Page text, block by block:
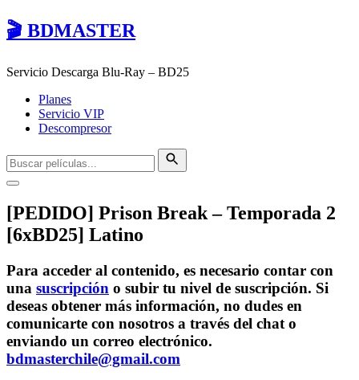
🎬 BDMASTER
Servicio Descarga Blu-Ray – BD25
Planes
Servicio VIP
Descompresor
[PEDIDO] Prison Break – Temporada 2
[6xBD25] Latino
Para acceder al contenido, es necesario contar con
una suscripción o subir tu nivel de suscripción. Si
deseas obtener más información, no dudes en
comunicarte con nosotros a través del chat o
enviando un correo electrónico.
bdmasterchile@gmail.com